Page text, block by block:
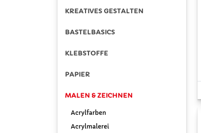
KREATIVES GESTALTEN
BASTELBASICS
KLEBSTOFFE
PAPIER
MALEN & ZEICHNEN
Acrylfarben
Acrylmalerei